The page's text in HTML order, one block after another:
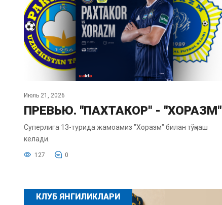
Июль 21, 2026
ПРЕВЬЮ. "ПАХТАКОР" - "ХОРАЗМ"
Суперлига 13-турида жамоамиз "Хоразм" билан тўқнаш
келади.
127 0
КЛУБ ЯНГИЛИКЛАРИ